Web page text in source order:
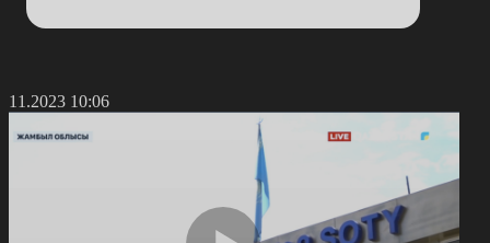
10:06